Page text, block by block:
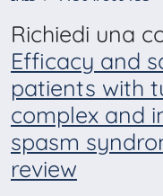
Richiedi una
Efficacy and
patients with
complex and
spasm
review